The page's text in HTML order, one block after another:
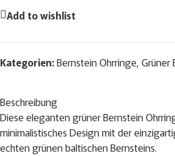
Add to wishlist
Kategorien:Bernstein Ohrringe, Grüner
Beschreibung
Diese eleganten grüner Bernstein
minimalistisches Design mit der
echten grünen baltischen Bernsteins.